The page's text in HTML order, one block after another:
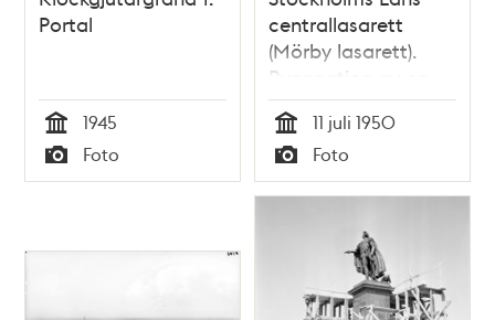
Portal
Tid
1945
Typ
Foto
centrallasarett
(Mörby lasarett).
Byggnation av en
kvinnoklinik
Tid
11 juli 1950
Typ
Foto